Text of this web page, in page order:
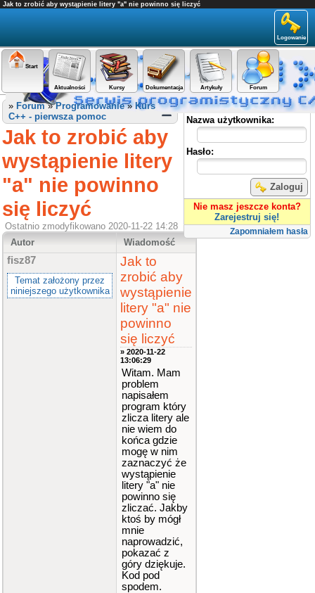
Jak to zrobić aby wystąpienie litery "a" nie powinno się liczyć
Logowanie
Start
Aktualności Kursy Dokumentacja Artykuły Forum
Panel użytkownika
Nazwa użytkownika:
Hasło:
Zaloguj
Nie masz jeszcze konta?
Zarejestruj się!
Zapomniałem hasła
» Forum»Programowanie» Kurs
C++ - pierwsza pomoc
Jak to zrobić aby
wystąpienie litery
"a" nie powinno
się liczyć
Ostatnio zmodyfikowano 2020-11-22 14:28
Autor
Wiadomość
fisz87
Temat założony przez
niniejszego użytkownika
Jak to
zrobić aby
wystąpienie
litery "a" nie
powinno
się liczyć
» 2020-11-22
13:06:29
Witam. Mam
problem
napisałem
program który
zlicza litery ale
nie wiem do
końca gdzie
mogę w nim
zaznaczyć że
wystąpienie
litery "a" nie
powinno się
zliczać. Jakby
ktoś by mógł
mnie
naprowadzić,
pokazać z
góry dziękuje.
Kod pod
spodem.